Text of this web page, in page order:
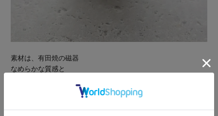
素材は、有田焼の磁器
なめらかな質感と
電子レンジ・食洗機にも対応しており